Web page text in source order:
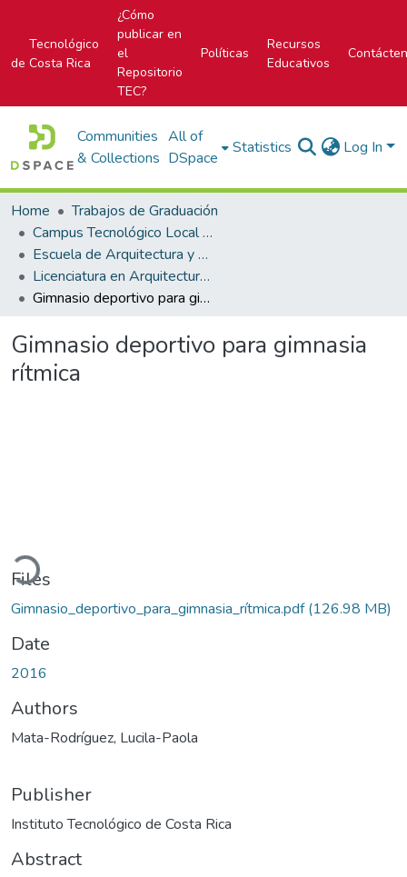
Tecnológico
de Costa Rica
¿Cómo
publicar en
el
Repositorio
TEC?
Políticas
Recursos
Educativos
Communities
& Collections
All of
DSpace
Statistics Log In
Home
Trabajos de Graduación
Campus Tecnológico Local San José
Escuela de Arquitectura y Urbanismo
Licenciatura en Arquitectura y Urbanismo
Gimnasio deportivo para gimnasia rítmica
Gimnasio deportivo para gimnasia
rítmica
Loading...
Files
Gimnasio_deportivo_para_gimnasia_rítmica.pdf(126.98 MB)
Date
2016
Authors
Mata-Rodríguez, Lucila-Paola
Publisher
Instituto Tecnológico de Costa Rica
Abstract